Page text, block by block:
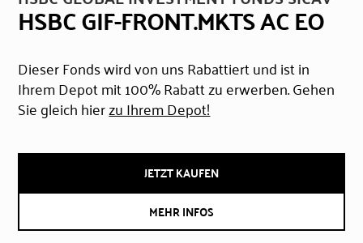
HSBC GIF-FRONT.MKTS AC EO
Dieser Fonds wird von uns Rabattiert und ist in
Ihrem Depot mit 100% Rabatt zu erwerben. Gehen
Sie gleich hierzu Ihrem Depot!
JETZT KAUFEN
MEHR INFOS